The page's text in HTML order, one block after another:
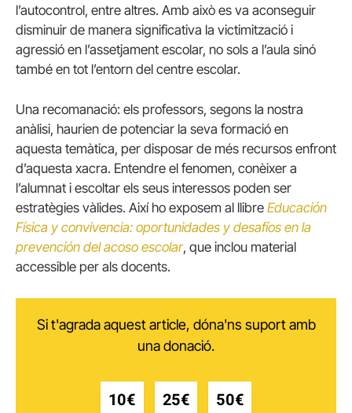
l’autocontrol, entre altres. Amb això es va aconseguir
disminuir de manera significativa la victimització i
agressió en l’assetjament escolar, no sols a l’aula sinó
també en tot l’entorn del centre escolar.
Una recomanació: els professors, segons la nostra
anàlisi, haurien de potenciar la seva formació en
aquesta temàtica, per disposar de més recursos enfront
d’aquesta xacra. Entendre el fenomen, conèixer a
l’alumnat i escoltar els seus interessos poden ser
estratègies vàlides. Així ho exposem al llibre Educación
Física y convivencia: oportunidades y desafíos en la
prevención del acoso escolar, que inclou material
accessible per als docents.
Si t'agrada aquest article, dóna'ns suport amb
una donació.
10€ 25€ 50€